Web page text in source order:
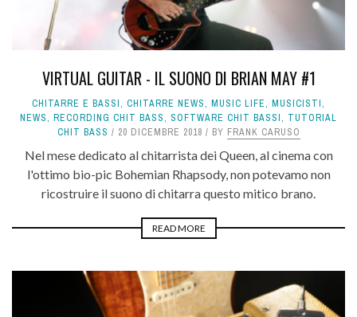
VIRTUAL GUITAR - IL SUONO DI BRIAN MAY #1
CHITARRE E BASSI, CHITARRE NEWS, MUSIC LIFE, MUSICISTI,
NEWS, RECORDING CHIT BASS, SOFTWARE CHIT BASSI, TUTORIAL
CHIT BASS
20 DICEMBRE 2018 BY FRANK CARUSO
Nel mese dedicato al chitarrista dei Queen, al cinema con
l'ottimo bio-pic Bohemian Rhapsody, non potevamo non
ricostruire il suono di chitarra questo mitico brano.
READ MORE